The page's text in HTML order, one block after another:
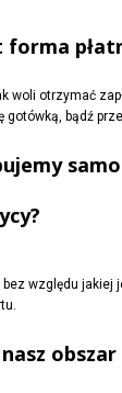
forma
woli otrzymać
gotówką, bądź
?
bez względu
obszar